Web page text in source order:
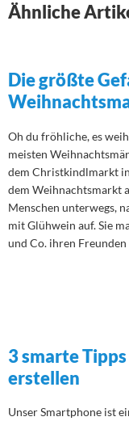
Ähnliche
Die größte
Oh du fröhliche, es
meisten
dem Christkindlmarkt
dem Weihnachtsmarkt
Menschen unterwegs,
mit Glühwein auf. Sie
und Co. ihren
3 smarte
erstellen
Unser Smartphone ist